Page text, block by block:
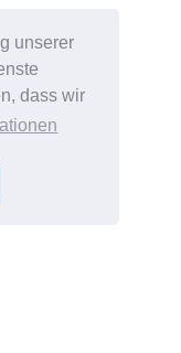
unserer
dass wir